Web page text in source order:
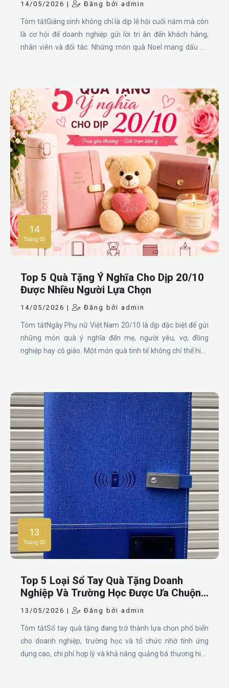
14/05/2026 | Đăng bởi admin
Tóm tắtGiáng sinh không chỉ là dịp lễ hội cuối năm mà còn
là cơ hội để doanh nghiệp gửi lời tri ân đến khách hàng,
nhân viên và đối tác. Những món quà Noel mang dấu ấn
túi vải, bình nước, nến thơm và bộ quà tặng hộp cơm văn
phòng.
14
Tháng 05
Top 5 Quà Tặng Ý Nghĩa Cho Dịp 20/10
Được Nhiều Người Lựa Chọn
14/05/2026 | Đăng bởi admin
Tóm tắtNgày Phụ nữ Việt Nam 20/10 là dịp đặc biệt để gửi
những món quà ý nghĩa đến mẹ, người yêu, vợ, đồng
nghiệp hay cô giáo. Một món quà tinh tế không chỉ thể hiện
nhiều độ tuổi và ngân sách khác nhau.
13
Tháng 05
Top 5 Loại Sổ Tay Quà Tặng Doanh
Nghiệp Và Trường Học Được Ưa Chuộng
Nhất
13/05/2026 | Đăng bởi admin
Tóm tắtSổ tay quà tặng đang trở thành lựa chọn phổ biến
cho doanh nghiệp, trường học và tổ chức nhờ tính ứng
dụng cao, chi phí hợp lý và khả năng quảng bá thương hiệu